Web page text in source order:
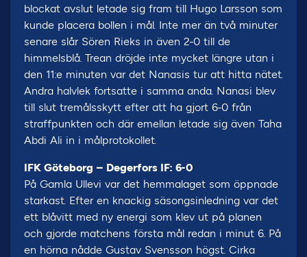
blockat avslut letade sig fram till Hugo Larsson som
kunde placera bollen i mål. Inte mer än två minuter
senare slår Sören Rieks in även 2-0 till de
himmelsblå. Trean dröjde inte mycket längre utan i
den 11:e minuten var det Nanasis tur att hitta nätet.
Andra halvlek fortsatte i samma anda. Nanasi blev
till slut tremålsskytt efter att ha gjort 6-0 från
straffpunkten och där emellan letade sig även Taha
Abdi Ali in i målprotokollet.
IFK Göteborg – Degerfors IF: 6-0
På Gamla Ullevi var det hemmalaget som öppnade
starkast. Efter en knackig säsongsinledning var det
ett blåvitt med ny energi som klev ut på planen
och gjorde matchens första mål redan i minut 6. På
en hörna nådde Gustav Svensson högst. Cirka